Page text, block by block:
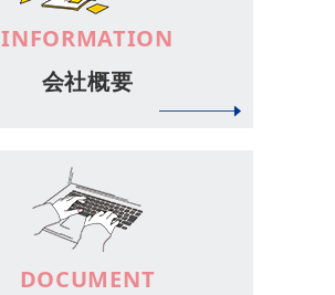
INFORMATION
会社概要
DOCUMENT